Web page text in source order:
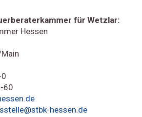
für Wetzlar:
Hessen
60
hessen.de